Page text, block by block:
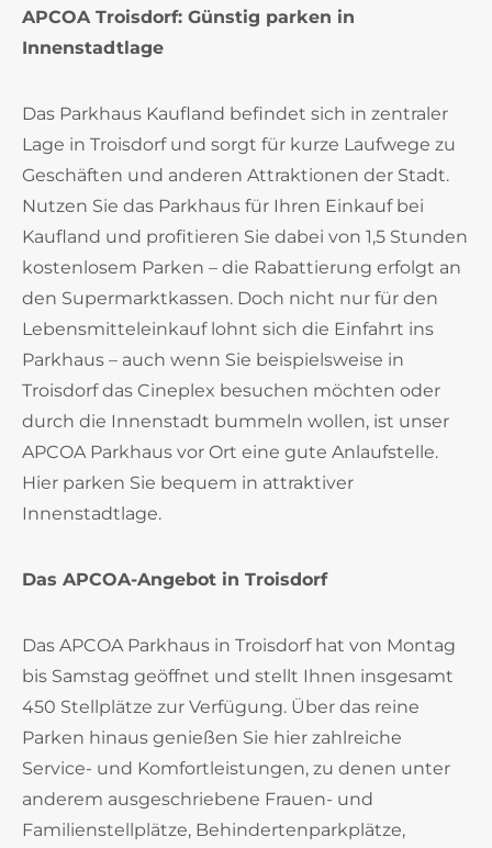
APCOA Troisdorf: Günstig parken in
Innenstadtlage
Das Parkhaus Kaufland befindet sich in zentraler
Lage in Troisdorf und sorgt für kurze Laufwege zu
Geschäften und anderen Attraktionen der Stadt.
Nutzen Sie das Parkhaus für Ihren Einkauf bei
Kaufland und profitieren Sie dabei von 1,5 Stunden
kostenlosem Parken – die Rabattierung erfolgt an
den Supermarktkassen. Doch nicht nur für den
Lebensmitteleinkauf lohnt sich die Einfahrt ins
Parkhaus – auch wenn Sie beispielsweise in
Troisdorf das Cineplex besuchen möchten oder
durch die Innenstadt bummeln wollen, ist unser
APCOA Parkhaus vor Ort eine gute Anlaufstelle.
Hier parken Sie bequem in attraktiver
Innenstadtlage.
Das APCOA-Angebot in Troisdorf
Das APCOA Parkhaus in Troisdorf hat von Montag
bis Samstag geöffnet und stellt Ihnen insgesamt
450 Stellplätze zur Verfügung. Über das reine
Parken hinaus genießen Sie hier zahlreiche
Service- und Komfortleistungen, zu denen unter
anderem ausgeschriebene Frauen- und
Familienstellplätze, Behindertenparkplätze,